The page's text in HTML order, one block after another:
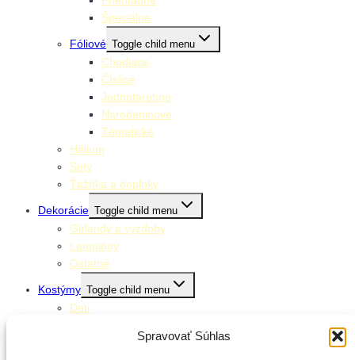
Spravovať Súhlas
Špeciálne
Fóliové Toggle child menu
Chodiace
Číslice
Jednofarebné
Narodeninové
Tématické
Hélium
Sety
Ťažítka a doplnky
Dekorácie Toggle child menu
Girlandy a výzdoby
Lampióny
Ostatné
Kostýmy Toggle child menu
Deti
Doplnky ku kostýmom